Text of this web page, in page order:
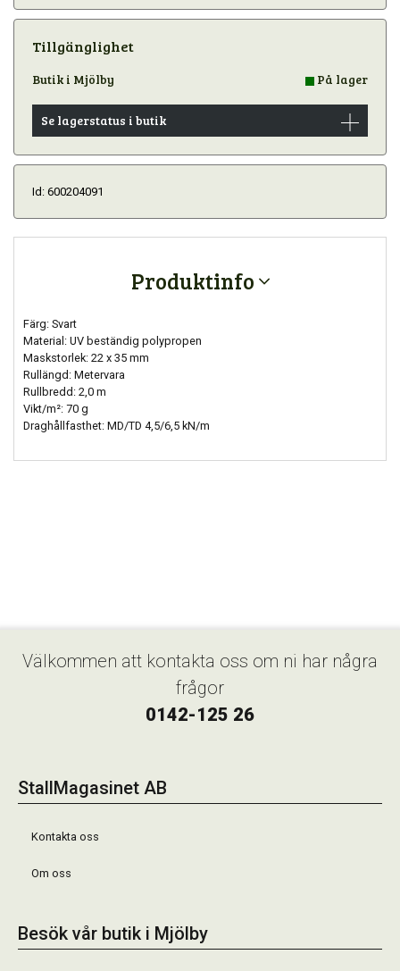
Tillgänglighet
Butik i Mjölby På lager
Se lagerstatus i butik
Id: 600204091
Produktinfo
Färg: Svart
Material: UV beständig polypropen
Maskstorlek: 22 x 35 mm
Rullängd: Metervara
Rullbredd: 2,0 m
Vikt/m²: 70 g
Draghållfasthet: MD/TD 4,5/6,5 kN/m
Välkommen att kontakta oss om ni har några
frågor
0142-125 26
StallMagasinet AB
Kontakta oss
Om oss
Besök vår butik i Mjölby